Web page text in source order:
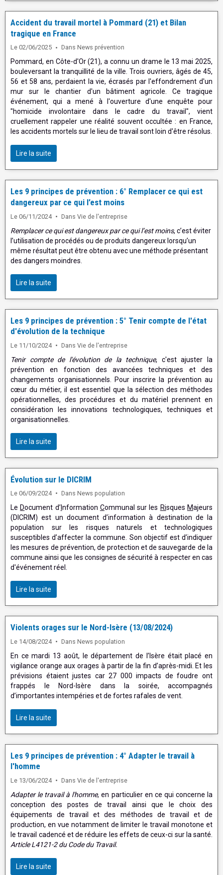
Accident du travail mortel à Pommard (21) et Bilan
tragique en France
Le 02/06/2025 Dans News prévention
Pommard, en Côte-d'Or (21), a connu un drame le 13 mai 2025,
bouleversant la tranquillité de la ville. Trois ouvriers, âgés de 45,
56 et 58 ans, perdaient la vie, écrasés par l'effondrement d'un
mur sur le chantier d'un bâtiment agricole. Ce tragique
événement, qui a mené à l'ouverture d'une enquête pour
"homicide involontaire dans le cadre du travail", vient
cruellement rappeler une réalité souvent occultée : en France,
les accidents mortels sur le lieu de travail sont loin d'être résolus.
Lire la suite
Les 9 principes de prévention : 6° Remplacer ce qui est
dangereux par ce qui l’est moins
Le 06/11/2024 Dans Vie de l'entreprise
Remplacer ce qui est dangereux par ce qui l’est moins, c’est éviter
l’utilisation de procédés ou de produits dangereux lorsqu’un
même résultat peut être obtenu avec une méthode présentant
des dangers moindres.
Lire la suite
Les 9 principes de prévention : 5° Tenir compte de l'état
d'évolution de la technique
Le 11/10/2024 Dans Vie de l'entreprise
Tenir compte de l'évolution de la technique, c'est ajuster la
prévention en fonction des avancées techniques et des
changements organisationnels. Pour inscrire la prévention au
cœur du métier, il est essentiel que la sélection des méthodes
opérationnelles, des procédures et du matériel prennent en
considération les innovations technologiques, techniques et
organisationnelles.
Lire la suite
Évolution sur le DICRIM
Le 06/09/2024 Dans News population
Le Document d’ nformation Communal sur les Risques Majeurs
(DICRIM) est un document d’information à destination de la
population sur les risques naturels et technologiques
susceptibles d’affecter la commune. Son objectif est d’indiquer
les mesures de prévention, de protection et de sauvegarde de la
commune ainsi que les consignes de sécurité à respecter en cas
d'événement réel.
Lire la suite
Violents orages sur le Nord-Isère (13/08/2024)
Le 14/08/2024 Dans News population
En ce mardi 13 août, le département de l’Isère était placé en
vigilance orange aux orages à partir de la fin d’après-midi. Et les
prévisions étaient justes car 27 000 impacts de foudre ont
frappés le Nord-Isère dans la soirée, accompagnés
d’importantes intempéries et de fortes rafales de vent.
Lire la suite
Les 9 principes de prévention : 4° Adapter le travail à
l'homme
Le 13/06/2024 Dans Vie de l'entreprise
Adapter le travail à l'homme, en particulier en ce qui concerne la
conception des postes de travail ainsi que le choix des
équipements de travail et des méthodes de travail et de
production, en vue notamment de limiter le travail monotone et
le travail cadencé et de réduire les effets de ceux-ci sur la santé.
Article L4121-2 du Code du Travail.
Lire la suite